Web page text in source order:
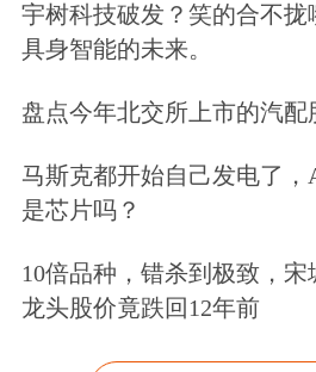
降温的同时，一旦伊朗
性动作，那么原油短期
完全改变。
宇树科技破发？笑的合不
具身智能的未来。
盘点今年北交所上市的汽配
马斯克都开始自己发电了
是芯片吗？
10倍品种，错杀到极致，
龙头股价竟跌回12年前